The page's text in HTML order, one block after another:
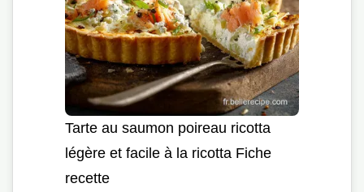
Tarte au saumon poireau ricotta
légère et facile à la ricotta Fiche
recette